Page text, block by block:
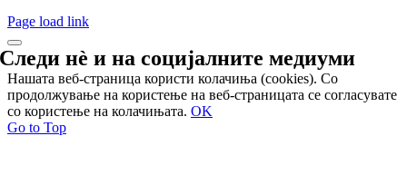
Page load link
Следи нѐ и насоцијалните медиуми
Нашата веб-страница користи колачиња (cookies). Со
продолжување на користење на веб-страницата се согласувате
со користење на колачињата. OK
Go to Top